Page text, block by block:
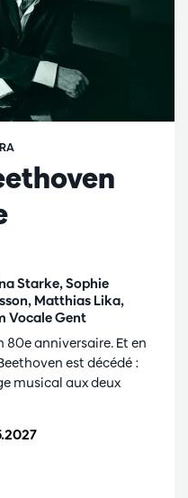
Starke, Sophie
Matthias Lika,
Vocale Gent
80e anniversaire. Et en
est décédé :
musical aux deux